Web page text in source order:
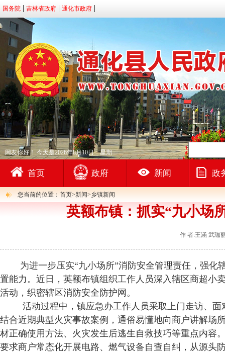
国务院 吉林省政府 通化市政府
网友你好！ 今天是2026年8月10日 星期一
首页 政府 新闻 政
您当前的位置：首页>新闻>乡镇新闻
英额布镇：抓实“九小场
作 者:王涵 武珈
为进一步压实“九小场所”消防安全管理责任，强化
置能力。近日，英额布镇组织工作人员深入辖区商超小
活动，织密辖区消防安全防护网。
活动过程中，镇应急办工作人员采取上门走访、面
结合近期典型火灾事故案例，通俗易懂地向商户讲解场
材正确使用方法、火灾发生后逃生自救技巧等重点内容
要求商户常态化开展电路、燃气设备自查自纠，从源头